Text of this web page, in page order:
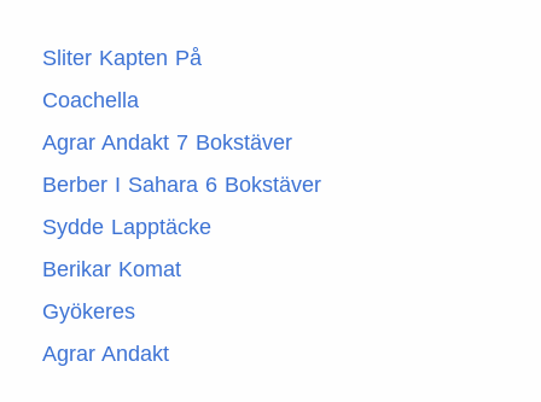
Sliter Kapten På
Coachella
Agrar Andakt 7 Bokstäver
Berber I Sahara 6 Bokstäver
Sydde Lapptäcke
Berikar Komat
Gyökeres
Agrar Andakt